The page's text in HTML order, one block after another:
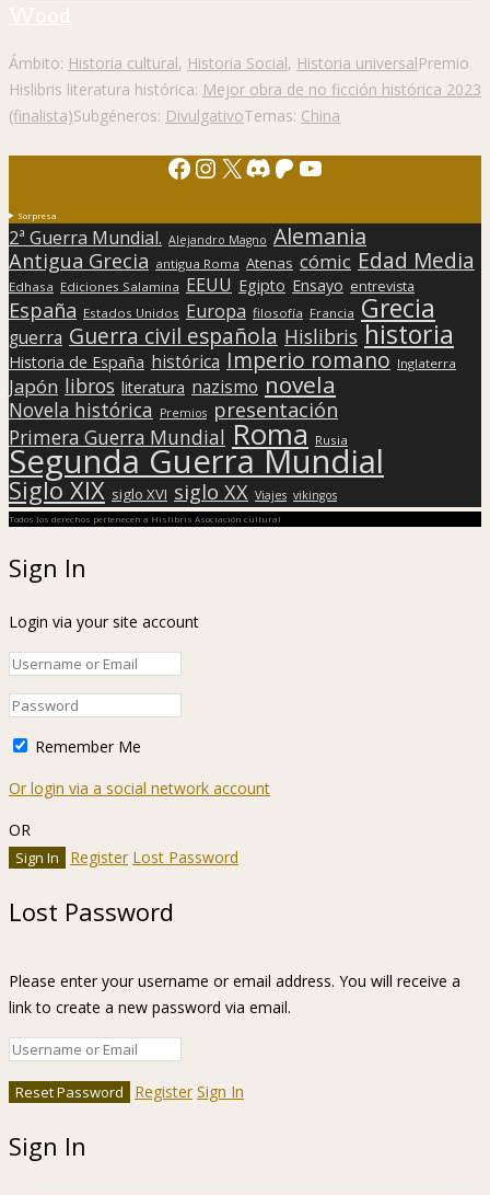
Wood
Ámbito: Historia cultural, Historia Social, Historia universalPremio
Hislibris literatura histórica: Mejor obra de no ficción histórica 2023
(finalista)Subgéneros: DivulgativoTemas: China
Facebook
Instagram
X Discord
Patreon
YouTube
Sorpresa
2ª Guerra Mundial. Alejandro Magno Alemania
Antigua Grecia antigua Roma Atenas cómic Edad Media
Edhasa Ediciones Salamina EEUU Egipto Ensayo entrevista
España Estados Unidos Europa filosofía Francia Grecia
guerra Guerra civil española Hislibris historia
Historia de España histórica Imperio romano Inglaterra
Japón libros literatura nazismo novela
Novela histórica Premios presentación
Primera Guerra Mundial Roma Rusia
Segunda Guerra Mundial
Siglo XIX siglo XVI siglo XX Viajes vikingos
Todos los derechos pertenecen a Hislibris Asociación cultural
Sign In
Login via your site account
Remember Me
Or login via a social network account
OR
Register Lost Password
Lost Password
Please enter your username or email address. You will receive a
link to create a new password via email.
Register Sign In
Sign In